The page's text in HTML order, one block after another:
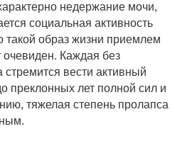
недержание мочи,
социальная активность
такой образ жизни приемлем
Каждая без
вести активный
преклонных лет полной сил и
тяжелая степень пролапса